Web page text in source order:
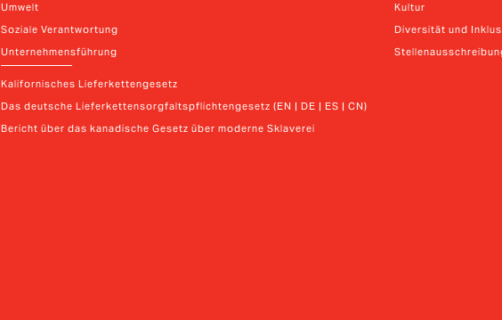
Umwelt
Soziale Verantwortung
Unternehmensführung
Kalifornisches Lieferkettengesetz
Das deutsche Lieferkettensorgfaltspflichtengesetz (EN | DE | ES | CN)
Bericht über das kanadische Gesetz über moderne Sklaverei
Kultur
Diversität und